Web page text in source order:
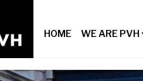
HOME WE ARE PVH